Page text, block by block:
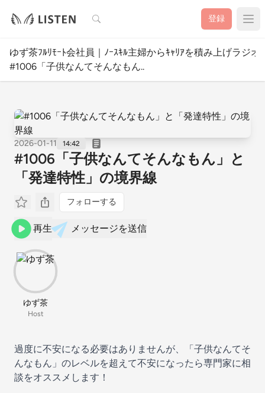
検索 登録
ゆず茶ﾌﾙﾘﾓｰﾄ会社員｜ﾉｰｽｷﾙ主婦からｷｬﾘｱを積み上げラジオ
#1006「子供なんてそんなもん..
2026-01-11 14:42
#1006「子供なんてそんなもん」と
「発達特性」の境界線
フォローする
再生 メッセージを送信
ゆず茶
Host
過度に不安になる必要はありませんが、「子供なんてそ
んなもん」のレベルを超えて不安になったら専門家に相
談をオススメします！